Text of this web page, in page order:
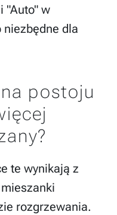
"Auto" w
dla
postoju
te wynikają z
rozgrzewania.